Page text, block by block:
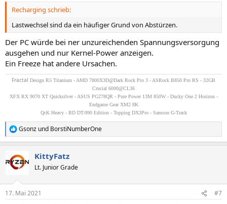
Recharging schrieb:
Lastwechsel sind da ein häufiger Grund von Abstürzen.
Der PC würde bei ner unzureichenden Spannungsversorgung
ausgehen und nur Kernel-Power anzeigen.
Ein Freeze hat andere Ursachen.
Fractal Design R5 Titanium - AMD 7800X3D@Dark Rock Pro 3 - ASRock B850 Pro RS - 32GB
Crucial 6000@CL36
XFX RX 9070 XT Quicksilver - ASUS PG278QR - Pure Power 13M 850W - Ducky One 2 Horizon -
Endgame Gear XM2 8K
QcK Heavy - BD DT-990 Edition - Topping DX3Pro - Samson G-Track
R
e
k
t
e
Gsonz und BorstiNumberOne
KittyFatz
Lt. Junior Grade
17. Mai 2021 #7